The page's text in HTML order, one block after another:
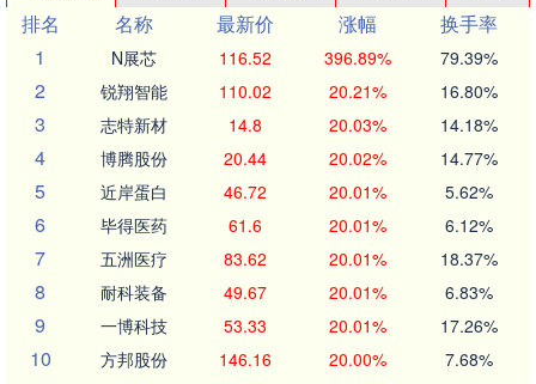
排名
名称 最新价 涨幅
换手率
1
N展芯 116.52 396.89% 79.39%
2 锐翔智能 110.02 20.21% 16.80%
3 志特新材 14.8 20.03% 14.18%
4 博腾股份 20.44 20.02% 14.77%
5 近岸蛋白 46.72 20.01% 5.62%
6 毕得医药 61.6 20.01% 6.12%
7 五洲医疗 83.62 20.01% 18.37%
8 耐科装备 49.67 20.01% 6.83%
9 一博科技 53.33 20.01% 17.26%
10 方邦股份 146.16 20.00% 7.68%